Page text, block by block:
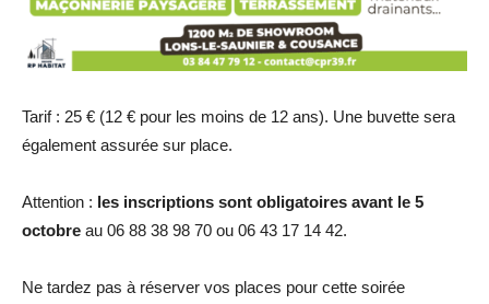
Tarif : 25 € (12 € pour les moins de 12 ans). Une buvette sera
également assurée sur place.
Attention : les inscriptions sont obligatoires avant le 5
octobre au 06 88 38 98 70 ou 06 43 17 14 42.
Ne tardez pas à réserver vos places pour cette soirée